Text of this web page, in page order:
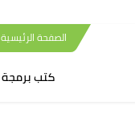
الصفحة الرئيسية
كتب برمجة